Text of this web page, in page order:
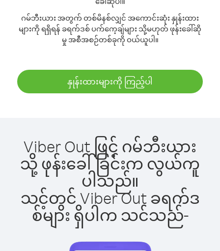
ဂမ်ဘီးယား အတွက် တစ်မိနစ်လျှင် အကောင်းဆုံး နှုန်းထား
များကို ရရှိရန် ခရက်ဒစ် ပက်ကေ့ချ်များ သို့မဟုတ် ဖုန်းခေါ်ဆို
မှု အစီအစဉ်တစ်ခုကို ဝယ်ယူပါ။
နှုန်းထားများကို ကြည့်ပါ
Viber Out ဖြင့် ဂမ်ဘီးယား
သို့ ဖုန်းခေါ်ခြင်းက လွယ်ကူ
ပါသည်။
သင့်တွင် Viber Out ခရက်ဒ
စ်များ ရှိပါက သင်သည်-